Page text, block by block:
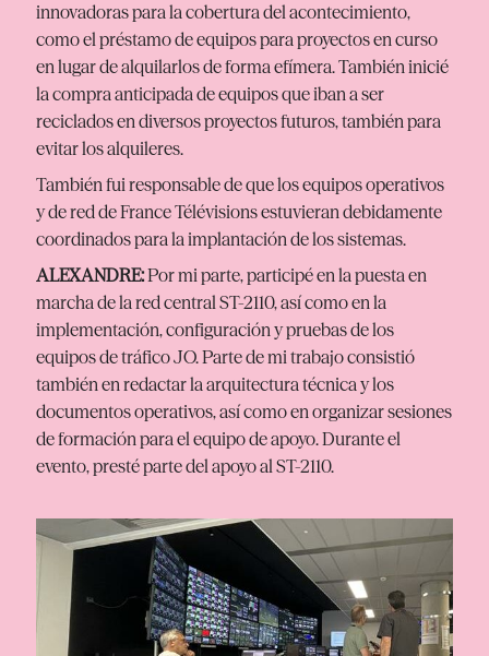
innovadoras para la cobertura del acontecimiento,
como el préstamo de equipos para proyectos en curso
en lugar de alquilarlos de forma efímera. También inicié
la compra anticipada de equipos que iban a ser
reciclados en diversos proyectos futuros, también para
evitar los alquileres.
También fui responsable de que los equipos operativos
y de red de France Télévisions estuvieran debidamente
coordinados para la implantación de los sistemas.
ALEXANDRE:Por mi parte, participé en la puesta en
marcha de la red central ST-2110, así como en la
implementación, configuración y pruebas de los
equipos de tráfico JO. Parte de mi trabajo consistió
también en redactar la arquitectura técnica y los
documentos operativos, así como en organizar sesiones
de formación para el equipo de apoyo. Durante el
evento, presté parte del apoyo al ST-2110.